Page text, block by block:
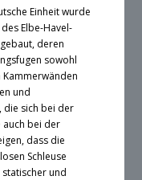
Einheit wurde
Elbe-Havel-
deren
sowohl
und
die sich bei der
auch bei der
dass die
Schleuse
und